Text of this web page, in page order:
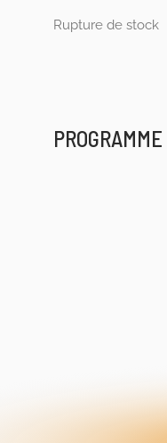
Rupture de stock
PROGRAMME